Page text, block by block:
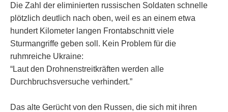
Die Zahl der eliminierten russischen Soldaten schnelle
plötzlich deutlich nach oben, weil es an einem etwa
hundert Kilometer langen Frontabschnitt viele
Sturmangriffe geben soll. Kein Problem für die
ruhmreiche Ukraine:
“Laut den Drohnenstreitkräften werden alle
Durchbruchsversuche verhindert.”
Das alte Gerücht von den Russen, die sich mit ihren